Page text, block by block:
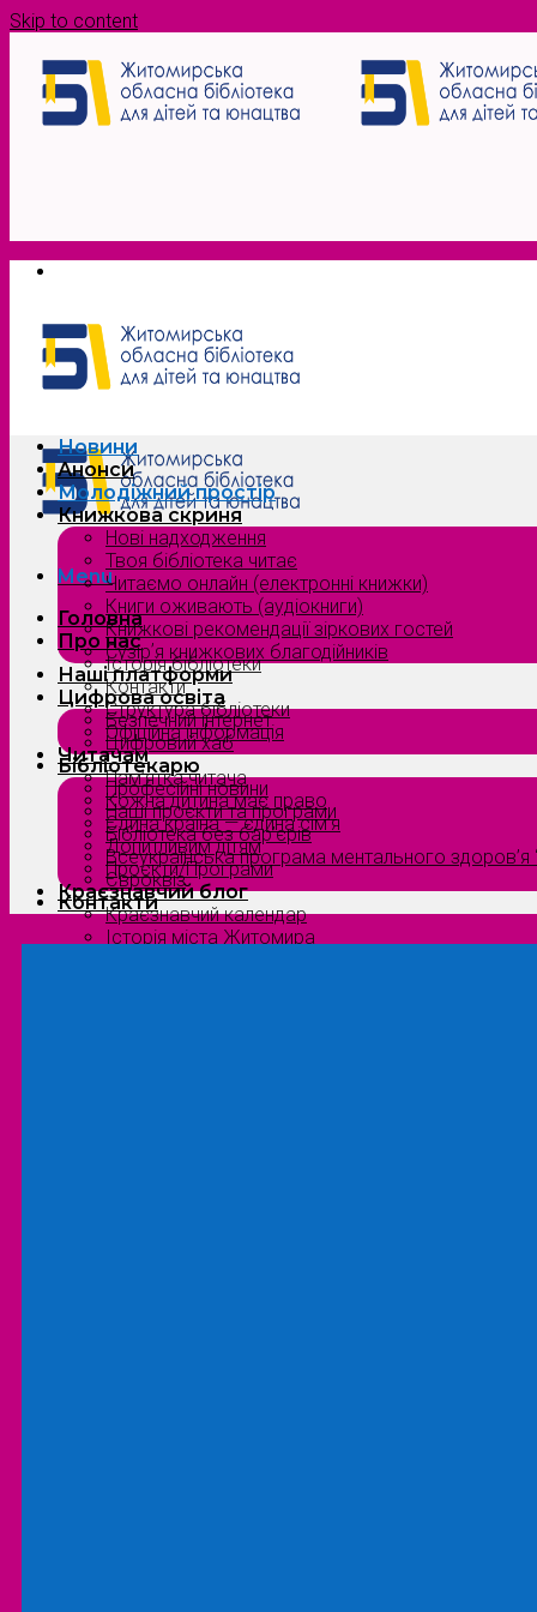
Skip to content
Menu
Головна
Про нас
Історія бібліотеки
Контакти
Структура бібліотеки
Офіційна інформація
Читачам
Пам’ятка читача
Кожна дитина має право
Єдина країна — єдина сім’я
Допитливим дітям
Проєкти/Програми
Краєзнавчий блог
Краєзнавчий календар
Історія міста Житомира
Новини
Анонси
Молодіжний простір
Книжкова скриня
Нові надходження
Твоя бібліотека читає
Читаємо онлайн (електронні книжки)
Книги оживають (аудіокниги)
Книжкові рекомендації зіркових гостей
Сузірʼя книжкових благодійників
Наші платформи
Цифрова освіта
Безпечний інтернет
Цифровий хаб
Бібліотекарю
Професійні новини
Наші проєкти та програми
Бібліотека без бар’єрів
Всеукраїнська програма ментального здоров’я
Євроквіз
Контакти